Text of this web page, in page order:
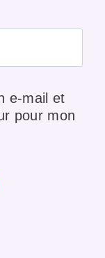
e-mail et
pour mon